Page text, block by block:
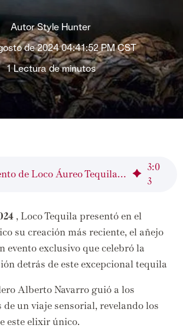
AutorStyle Hunter
de 2024 04:41:52 PM CST
1 Lectura de minutos
Lanzamiento de Loco Áureo Tequila Añejo
3:0
3
, Loco Tequila presentó en el
su creación más reciente, el añejo
evento exclusivo que celebró la
detrás de este excepcional tequila
Alberto Navarro guió a los
de un viaje sensorial, revelando los
este elixir único.